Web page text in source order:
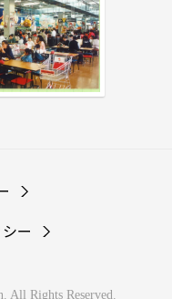
ー
Rights Reserved.